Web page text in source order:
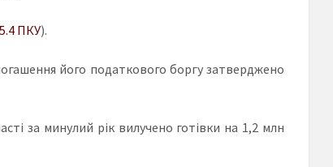
ПКУ).
його податкового боргу затверджено
за минулий рік вилучено готівки на 1,2 млн